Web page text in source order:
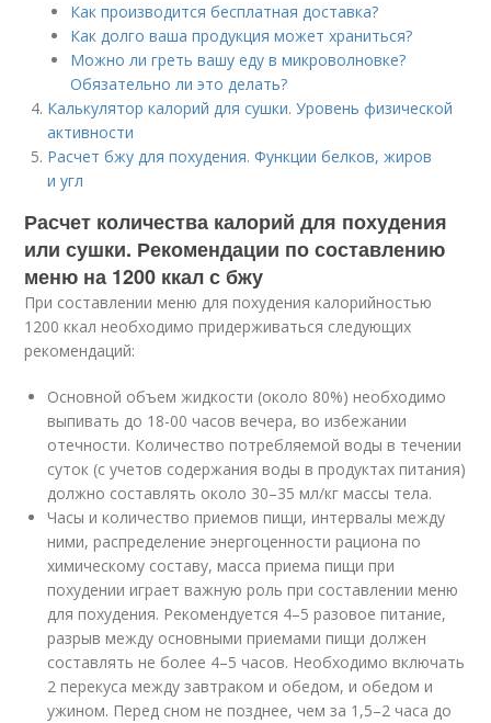
Как производится бесплатная доставка?
Как долго ваша продукция может храниться?
Можно ли греть вашу еду в микроволновке?
Обязательно ли это делать?
Калькулятор калорий для сушки. Уровень физической
активности
Расчет бжу для похудения. Функции белков, жиров
и угл
Расчет количества калорий для похудения
или сушки. Рекомендации по составлению
меню на 1200 ккал с бжу
При составлении меню для похудения калорийностью
1200 ккал необходимо придерживаться следующих
рекомендаций:
Основной объем жидкости (около 80%) необходимо
выпивать до 18-00 часов вечера, во избежании
отечности. Количество потребляемой воды в течении
суток (с учетов содержания воды в продуктах питания)
должно составлять около 30–35 мл/кг массы тела.
Часы и количество приемов пищи, интервалы между
ними, распределение энергоценности рациона по
химическому составу, масса приема пищи при
похудении играет важную роль при составлении меню
для похудения. Рекомендуется 4–5 разовое питание,
разрыв между основными приемами пищи должен
составлять не более 4–5 часов. Необходимо включать
2 перекуса между завтраком и обедом, и обедом и
ужином. Перед сном не позднее, чем за 1,5–2 часа до